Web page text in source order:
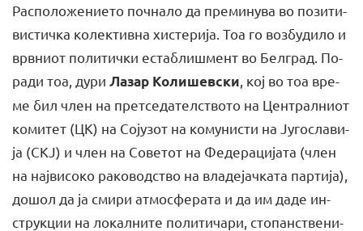
Рас­по­ло­же­ни­е­то поч­на­ло да пре­ми­ну­ва во по­зи­ти­
ви­стич­ка ко­ле­ктив­на хи­сте­ри­ја. Тоа го воз­бу­ди­ло и
врв­ни­от по­ли­тич­ки естаб­лиш­мент во Бел­град. По­
ра­ди тоа, ду­ри Ла­зар Ко­ли­шев­ски , кој во тоа вре­
ме бил член на пре­тсе­да­телс­тво­то на Цен­трал­ни­от
ко­ми­тет (ЦК) на Со­ју­зот на ко­му­ни­сти на Ју­гос­ла­ви­
ја (СКЈ) и член на Со­ве­тот на Фе­де­ра­ци­ја­та (член
на нај­ви­со­ко ра­ко­водс­тво на вла­де­јач­ка­та пар­ти­ја),
до­шол да ја сми­ри ат­мо­сфе­ра­та и да им да­де ин­
струк­ции на ло­кал­ни­те по­ли­ти­ча­ри, сто­панс­тве­ни­